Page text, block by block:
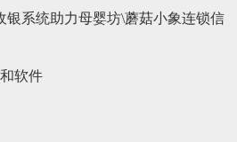
银系统助力母婴坊\蘑菇小象连锁信
软件